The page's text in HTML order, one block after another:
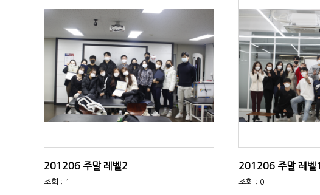
201206 주말 레벨2
조회 : 1
201206 주말 레벨1
조회 : 0